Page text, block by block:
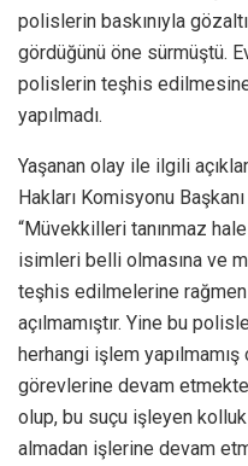
polislerin baskınıyla
gördüğünü öne sürmüştü.
polislerin teşhis
yapılmadı.
Yaşanan olay ile ilgili
Hakları Komisyonu
“Müvekkilleri tanınmaz
isimleri belli olmasına ve
teşhis edilmelerine rağmen
açılmamıştır. Yine bu
herhangi işlem
görevlerine devam
olup, bu suçu işleyen
almadan işlerine devam